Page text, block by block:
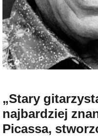
„Stary
najbardziej
Picassa,